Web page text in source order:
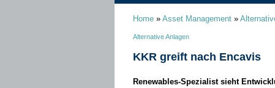
Home » Asset Management »
Alternative Anlagen
KKR greift nach Encavis
Renewables-Spezialist sieht